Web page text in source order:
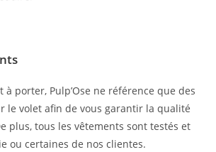
à porter, Pulp’Ose ne référence que des
le volet afin de vous garantir la qualité
plus, tous les vêtements sont testés et
ou certaines de nos clientes.